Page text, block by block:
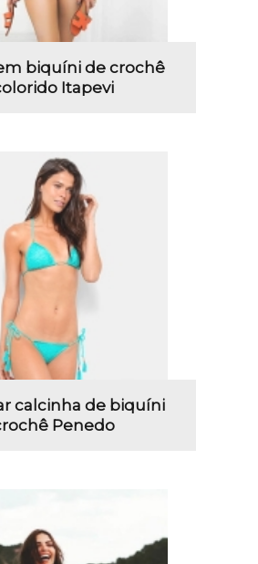
biquíni de crochê
Itapevi
calcinha de biquíni
Penedo